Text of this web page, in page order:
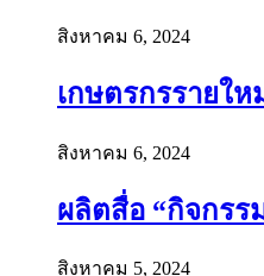
สิงหาคม 6, 2024
เกษตรกรรายให
สิงหาคม 6, 2024
ผลิตสื่อ “กิจกรร
สิงหาคม 5, 2024